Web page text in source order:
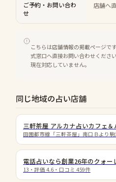
ご予約・お問い合わ
せ
店舗へ
こちらは店舗情報の掲載ページで
式窓口へ直接お問い合わせくださ
現在対応していません。
同じ地域の占い店舗
三軒茶屋 アルカナ占いカフェ＆
田園都市線「三軒茶屋」南口Ｂより
電話占いなら創業26年のクォ
13 ・評価 4.6 ・口コミ 459件